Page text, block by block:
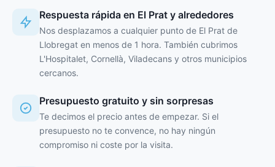
Respuesta rápida en El Prat y alrededores
Nos desplazamos a cualquier punto de El Prat de
Llobregat en menos de 1 hora. También cubrimos
L'Hospitalet, Cornellà, Viladecans y otros municipios
cercanos.
Presupuesto gratuito y sin sorpresas
Te decimos el precio antes de empezar. Si el
presupuesto no te convence, no hay ningún
compromiso ni coste por la visita.